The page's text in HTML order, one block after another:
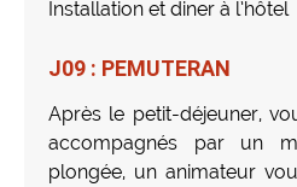
Installation et diner à l’hôtel
J09 : PEMUTERAN
Après le petit-déjeuner,
accompagnés par un
plongée, un animateur